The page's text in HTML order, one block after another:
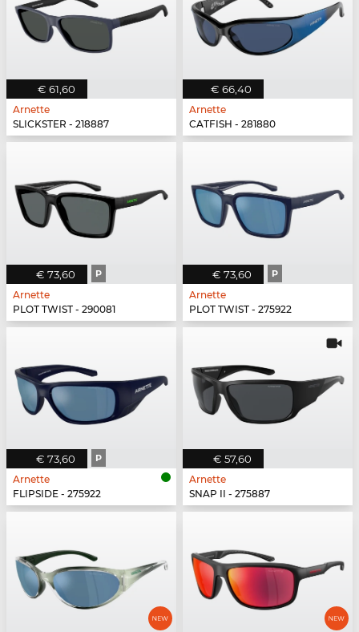
€ 61,60
Arnette
SLICKSTER - 218887
€ 66,40
Arnette
CATFISH - 281880
€ 73,60 P
Arnette
PLOT TWIST - 290081
€ 73,60 P
Arnette
PLOT TWIST - 275922
€ 73,60 P
Arnette
FLIPSIDE - 275922
€ 57,60
Arnette
SNAP II - 275887